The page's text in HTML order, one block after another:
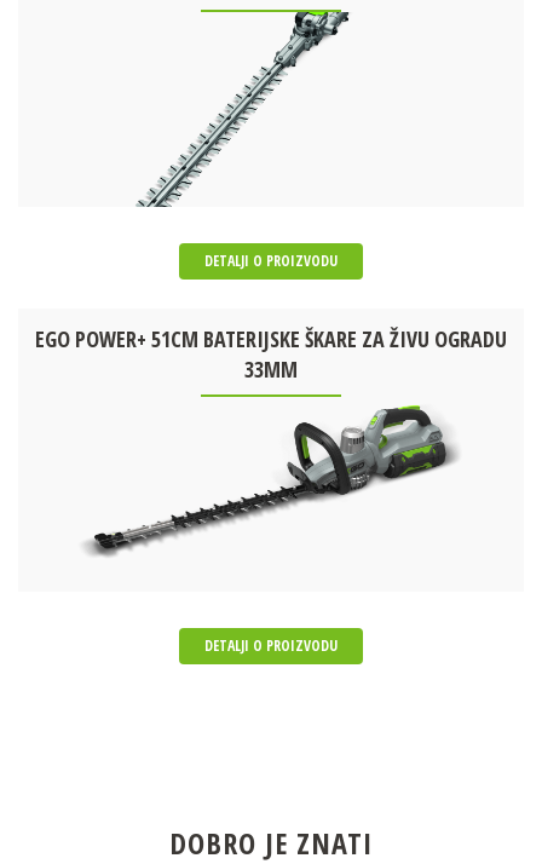
DETALJI O PROIZVODU
EGO POWER+ 51CM BATERIJSKE ŠKARE ZA ŽIVU OGRADU
33MM
DETALJI O PROIZVODU
DOBRO JE ZNATI